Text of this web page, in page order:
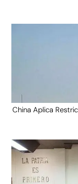
China Aplica